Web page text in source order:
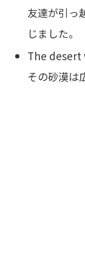
友達が引っ
じました。
The desert
その砂漠は